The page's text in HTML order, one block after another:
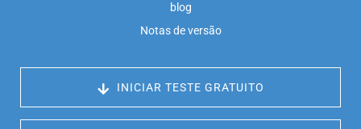
blog
Notas de versão
INICIAR TESTE GRATUITO